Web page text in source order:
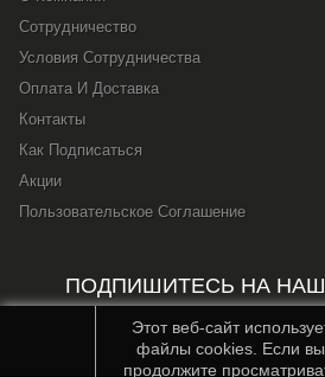
Сотрудничество
Условия Сотрудничества
Оплата И Доставка
Контакты
Как Подписаться
Акции
Пользовательское Соглашение
ПОДПИШИТЕСЬ НА
Этот веб-сайт
файлы cookies. Если вы
продолжите